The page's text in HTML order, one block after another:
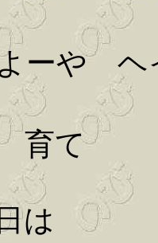
ーや ヘ
て
は